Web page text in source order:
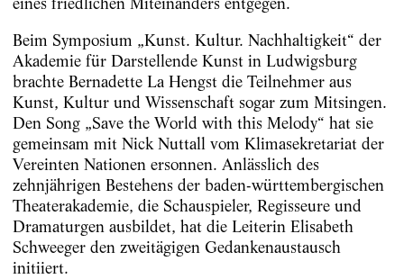
Beim Symposium „Kunst. Kultur. Nachhaltigkeit“ der
Akademie für Darstellende Kunst in Ludwigsburg
brachte Bernadette La Hengst die Teilnehmer aus
Kunst, Kultur und Wissenschaft sogar zum Mitsingen.
Den Song „Save the World with this Melody“ hat sie
gemeinsam mit Nick Nuttall vom Klimasekretariat der
Vereinten Nationen ersonnen. Anlässlich des
zehnjährigen Bestehens der baden-württembergischen
Theaterakademie, die Schauspieler, Regisseure und
Dramaturgen ausbildet, hat die Leiterin Elisabeth
Schweeger den zweitägigen Gedankenaustausch
initiiert.